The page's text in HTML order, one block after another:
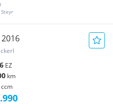
2016
EZ
km
ccm